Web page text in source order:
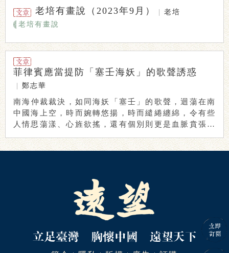
老培有畫說（2023年9月） | 老培
老培有畫說
菲律賓應當提防「塞壬海妖」的歌聲誘惑
鄭志華
​南海仲裁裁決，如同海妖「塞壬」的歌聲，迴蕩在南
中國海上空，時而婉轉悠揚，時而繾綣纏綿，令有些
人情思蕩漾、心旌欲搖，還有個別則更是血脈賁張、